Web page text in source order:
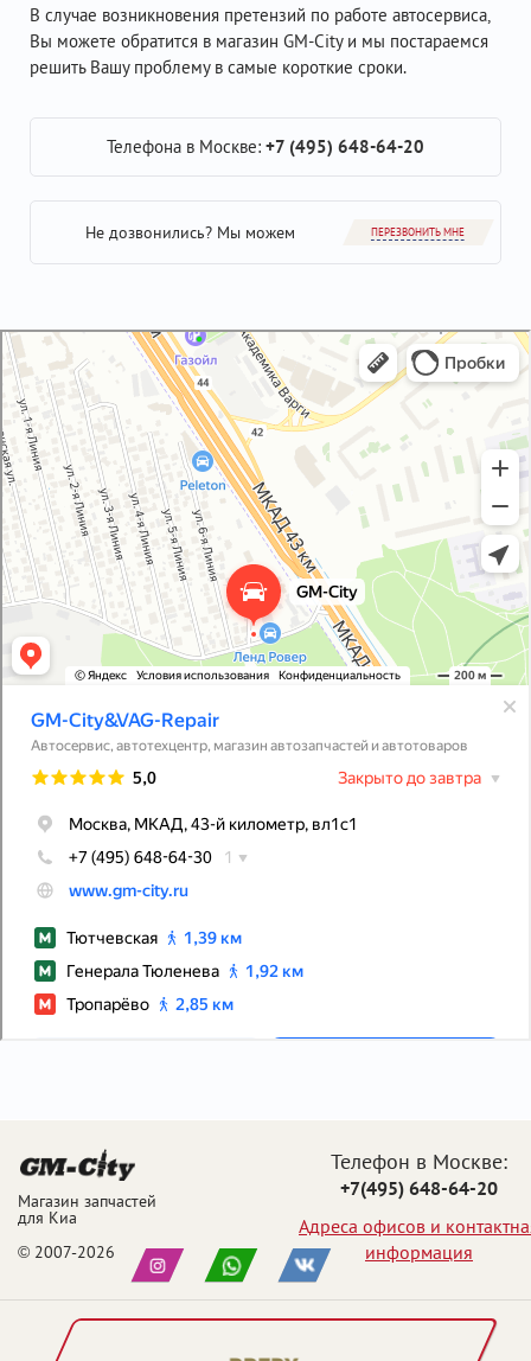
В случае возникновения претензий по работе автосервиса,
Вы можете обратится в магазин GM-City и мы постараемся
решить Вашу проблему в самые короткие сроки.
Телефона в Москве: +7 (495) 648-64-20
Не дозвонились? Мы можем ПЕРЕЗВОНИТЬ МНЕ
GM-City&VAG-Repair
Автосервис, автотехцентр в Москве
Магазин автозапчастей и автотоваров в Москве
Магазин запчастей
для Киа
© 2007-2026
Телефон в Москве:
+7(495) 648-64-20
Адреса офисов и
информация